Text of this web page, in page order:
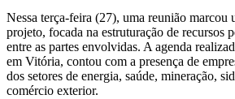
Nessa terça-feira (27), uma reunião marcou
projeto, focada na estruturação de recursos
entre as partes envolvidas. A agenda
em Vitória, contou com a presença de
dos setores de energia, saúde, mineração,
comércio exterior.